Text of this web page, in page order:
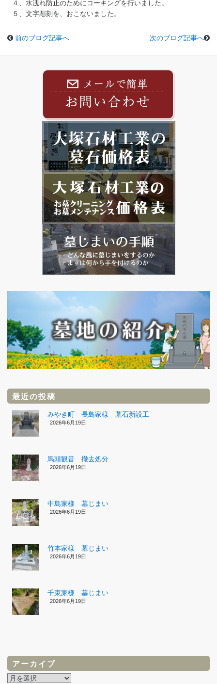
４、水洩れ防止のためにコーキングを行いました。
５、文字彫刻を、おこないました。
前のブログ記事へ 次のブログ記事へ
最近の投稿
みやき町 長島家様 墓石新設工
2026年6月19日
馬頭観音 撤去処分
2026年6月19日
中島家様 墓じまい
2026年6月19日
竹本家様 墓じまい
2026年6月19日
千束家様 墓じまい
2026年6月19日
アーカイブ
ア